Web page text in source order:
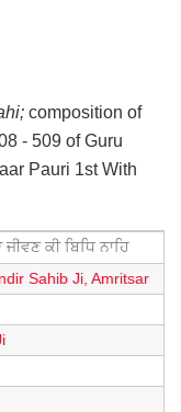
composition of
- 509 of Guru
Pauri 1st With
ਕੀ ਬਿਧਿ ਨਾਹਿ
Sahib Ji, Amritsar